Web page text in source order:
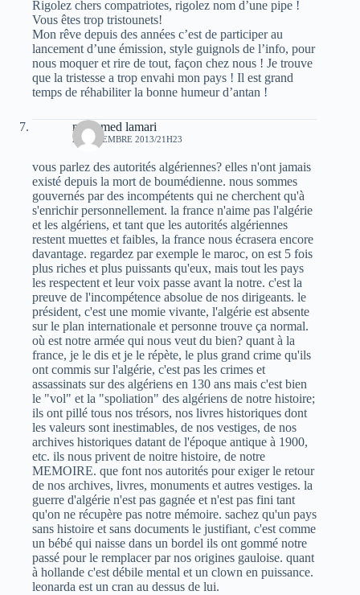
Rigolez chers compatriotes, rigolez nom d’une pipe !
Vous êtes trop tristounets!
Mon rêve depuis des années c’est de participer au
lancement d’une émission, style guignols de l’info, pour
nous moquer et rire de tout, façon chez nous ! Je trouve
que la tristesse a trop envahi mon pays ! Il est grand
temps de réhabiliter la bonne humeur d’antan !
mohamed lamari
21 DÉCEMBRE 2013/21H23
vous parlez des autorités algériennes? elles n'ont jamais
existé depuis la mort de boumédienne. nous sommes
gouvernés par des incompétents qui ne cherchent qu'à
s'enrichir personnellement. la france n'aime pas l'algérie
et les algériens, et tant que les autorités algériennes
restent muettes et faibles, la france nous écrasera encore
davantage. regardez par exemple le maroc, on est 5 fois
plus riches et plus puissants qu'eux, mais tout les pays
les respectent et leur voix passe avant la notre. c'est la
preuve de l'incompétence absolue de nos dirigeants. le
président, c'est une momie vivante, l'algérie est absente
sur le plan internationale et personne trouve ça normal.
où est notre armée qui nous veut du bien? quant à la
france, je le dis et je le répète, le plus grand crime qu'ils
ont commis sur l'algérie, c'est pas les crimes et
assassinats sur des algériens en 130 ans mais c'est bien
le "vol" et la "spoliation" des algériens de notre histoire;
ils ont pillé tous nos trésors, nos livres historiques dont
les valeurs sont inestimables, de nos vestiges, de nos
archives historiques datant de l'époque antique à 1900,
etc. ils nous privent de noitre histoire, de notre
MEMOIRE. que font nos autorités pour exiger le retour
de nos archives, livres, monuments et autres vestiges. la
guerre d'algérie n'est pas gagnée et n'est pas fini tant
qu'on ne récupère pas notre mémoire. sachez qu'un pays
sans histoire et sans documents le justifiant, c'est comme
un bébé qui naisse dans un bordel ils ont gommé notre
passé pour le remplacer par nos origines gauloise. quant
à hollande c'est débile mental et un clown en puissance.
leonarda est un cran au dessus de lui.